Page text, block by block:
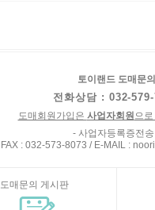
토이랜드 도매문의
전화상담 : 032-
도매회원가입은 사업자회원 으
- 사업자등록증전
FAX : 032-573-8073 / E-MAIL :
도매문의 게시판